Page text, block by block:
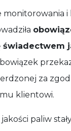
monitorowania
świadectwem
za
klientowi.
paliw